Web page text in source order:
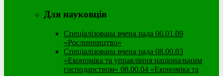
Для науковців
Спеціалізована вчена рада 06.01.09
«Рослинництво»
Спеціалізована вчена рада 08.00.03
«Економіка та управління національним
господарством» 08.00.04 «Економіка та